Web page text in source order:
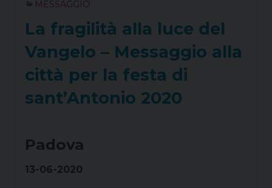
MESSAGGIO
La fragilità alla luce del
Vangelo – Messaggio alla
città per la festa di
sant’Antonio 2020
Padova
13-06-2020